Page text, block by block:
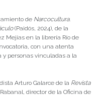
de Narcocultura.
(Paidós, 2024), de la
Mejías en la librería Río de
con una atenta
personas vinculadas a la
Arturo Galarce de la Revista
director de la Oficina de